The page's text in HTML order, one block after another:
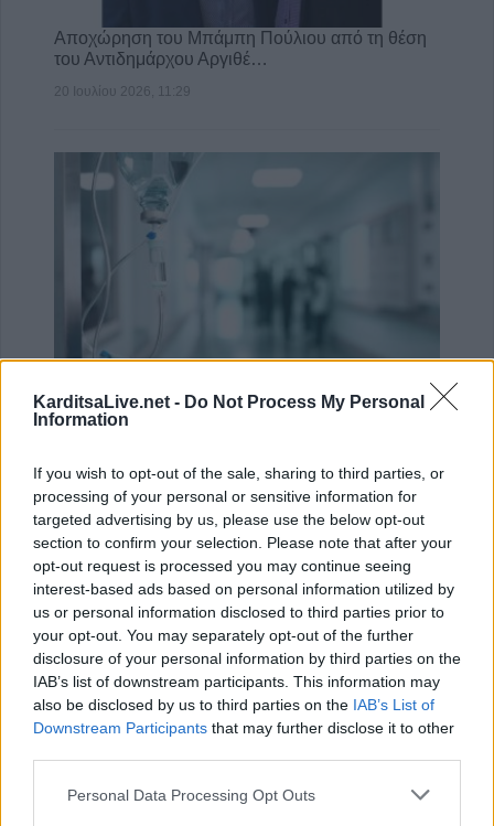
KarditsaLive.net - Do Not Process My Personal
Information
If you wish to opt-out of the sale, sharing to third parties, or
processing of your personal or sensitive information for
targeted advertising by us, please use the below opt-out
section to confirm your selection. Please note that after your
opt-out request is processed you may continue seeing
interest-based ads based on personal information utilized by
us or personal information disclosed to third parties prior to
your opt-out. You may separately opt-out of the further
disclosure of your personal information by third parties on the
IAB’s list of downstream participants. This information may
also be disclosed by us to third parties on the IAB’s List of
Downstream Participants that may further disclose it to other
Personal Data Processing Opt Outs
Αποχώρηση του Μπάμπη Πούλιου από τη θέση
του Αντιδημάρχου Αργιθέ…
20 Ιουλίου 2026, 11:29
την άρση της μονιμότητα…
ΑΓΓΕΛΙΕΣ
Η Αποκατάσταση Α.Ε. αναζητά για εργασία Νοσηλευτές και Βοηθούς Νοσηλευτές